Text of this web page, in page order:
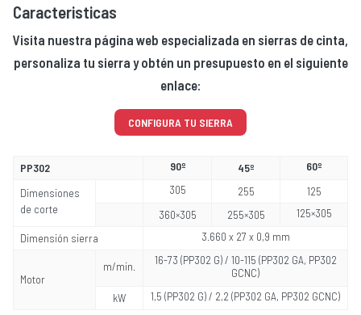
Caracteristicas
Visita nuestra página web especializada en sierras de cinta,
personaliza tu sierra y obtén un presupuesto en el siguiente
enlace:
CONFIGURA TU SIERRA
PP302 90º 45º
60º
Dimensiones
de corte
305 255
125
360×305
255×305
125×305
Dimensión sierra
3.660 x 27 x 0,9 mm
Motor
m/min.
16-73 (PP302 G) / 10-115 (PP302 GA, PP302
GCNC)
kW
1,5 (PP302 G) / 2,2 (PP302 GA, PP302 GCNC)